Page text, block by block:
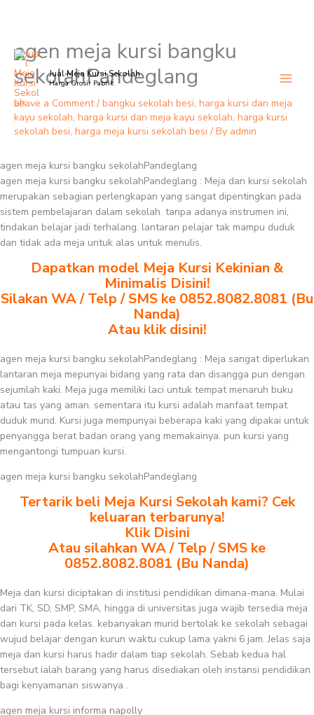
Skip
content
Jual Meja Kursi Sekolah
Harga Grosir Pabrik
agen meja kursi bangku
sekolahPandeglang
Leave a Comment / bangku sekolah besi, harga kursi dan meja
kayu sekolah, harga kursi dan meja kayu sekolah, harga kursi
sekolah besi, harga meja kursi sekolah besi / By admin
agen meja kursi bangku sekolahPandeglang
agen meja kursi bangku sekolahPandeglang : Meja dan kursi sekolah
merupakan sebagian perlengkapan yang sangat dipentingkan pada
sistem pembelajaran dalam sekolah. tanpa adanya instrumen ini,
tindakan belajar jadi terhalang. lantaran pelajar tak mampu duduk
dan tidak ada meja untuk alas untuk menulis.
Dapatkan model Meja Kursi Kekinian &
Minimalis Disini!
Silakan WA / Telp / SMS ke 0852.8082.8081 (Bu
Nanda)
Atau klik disini!
agen meja kursi bangku sekolahPandeglang : Meja sangat diperlukan
lantaran meja mepunyai bidang yang rata dan disangga pun dengan
sejumlah kaki. Meja juga memiliki laci untuk tempat menaruh buku
atau tas yang aman. sementara itu kursi adalah manfaat tempat
duduk murid. Kursi juga mempunyai beberapa kaki yang dipakai untuk
penyangga berat badan orang yang memakainya. pun kursi yang
mengantongi tumpuan kursi.
agen meja kursi bangku sekolahPandeglang
Tertarik beli Meja Kursi Sekolah kami? Cek
keluaran terbarunya!
Klik Disini
Atau silahkan WA / Telp / SMS ke
0852.8082.8081 (Bu Nanda)
Meja dan kursi diciptakan di institusi pendidikan dimana-mana. Mulai
dari TK, SD, SMP, SMA, hingga di universitas juga wajib tersedia meja
dan kursi pada kelas. kebanyakan murid bertolak ke sekolah sebagai
wujud belajar dengan kurun waktu cukup lama yakni 6 jam. Jelas saja
meja dan kursi harus hadir dalam tiap sekolah. Sebab kedua hal
tersebut ialah barang yang harus disediakan oleh instansi pendidikan
bagi kenyamanan siswanya .
agen meja kursi informa napolly